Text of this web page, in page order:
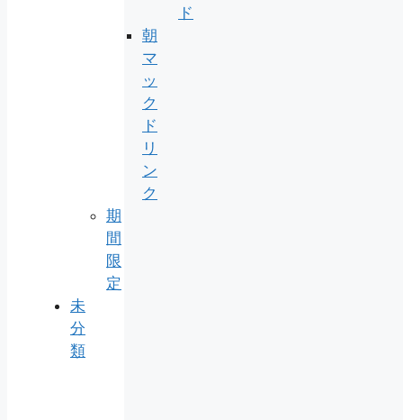
ド
朝
マ
ッ
ク
ド
リ
ン
ク
期
間
限
定
未
分
類